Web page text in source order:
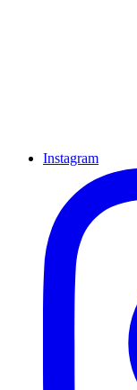
Instagram